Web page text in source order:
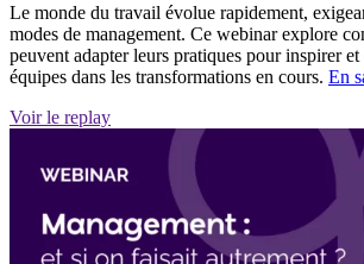
Le monde du travail évolue rapidement,
modes de management. Ce webinar explore
peuvent adapter leurs pratiques pour inspirer et
équipes dans les transformations en cours. En
Voir le replay